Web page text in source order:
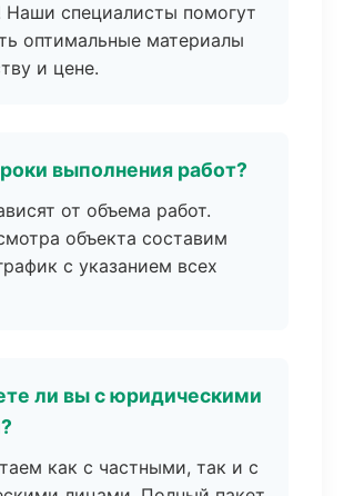
Наши специалисты помогут
оптимальные материалы
и цене.
выполнения работ?
от объема работ.
объекта составим
с указанием всех
ли вы с юридическими
как с частными, так и с